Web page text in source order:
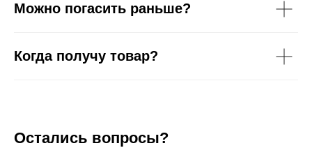
Можно погасить раньше?
Когда получу товар?
Остались вопросы?